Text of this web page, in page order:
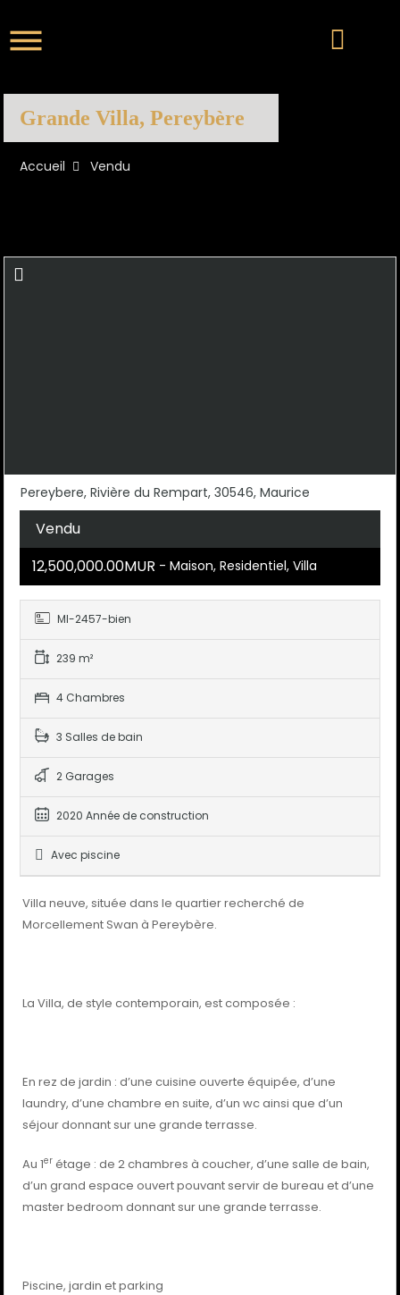
Grande Villa, Pereybère
Accueil Vendu
Pereybere, Rivière du Rempart, 30546, Maurice
Vendu
12,500,000.00MUR - Maison, Residentiel, Villa
MI-2457-bien
239 m²
4 Chambres
3 Salles de bain
2 Garages
2020 Année de construction
Avec piscine
Villa neuve, située dans le quartier recherché de
Morcellement Swan à Pereybère.
La Villa, de style contemporain, est composée :
En rez de jardin : d’une cuisine ouverte équipée, d’une
laundry, d’une chambre en suite, d’un wc ainsi que d’un
séjour donnant sur une grande terrasse.
Au 1er étage : de 2 chambres à coucher, d’une salle de bain,
d’un grand espace ouvert pouvant servir de bureau et d’une
master bedroom donnant sur une grande terrasse.
Piscine, jardin et parking